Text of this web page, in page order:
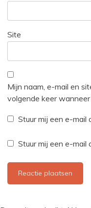
Site
Mijn naam, e-mail en
volgende keer
Stuur mij een e-mail
Stuur mij een e-mail